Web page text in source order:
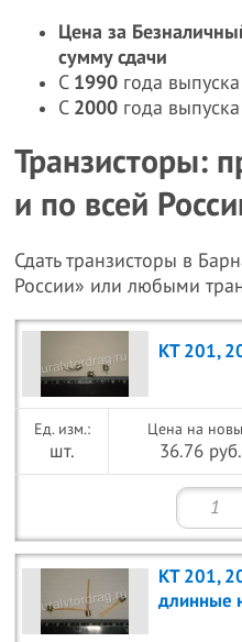
Цена за
сумму сдачи
С 1990 года выпуска
С 2000 года выпуска
Транзисторы:
и по всей
Сдать транзисторы в
России» или любыми
КТ 201,
шт.
Цена на
36.76 руб.
КТ 201,
длинные